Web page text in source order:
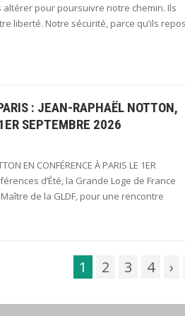
pour poursuivre notre chemin. Ils
liberté. Notre sécurité, parce qu’ils
: JEAN-RAPHAËL NOTTON,
SEPTEMBRE 2026
EN CONFÉRENCE À PARIS LE 1ER
d’Été, la Grande Loge de France
de la GLDF, pour une rencontre
1 2 3 4 ›